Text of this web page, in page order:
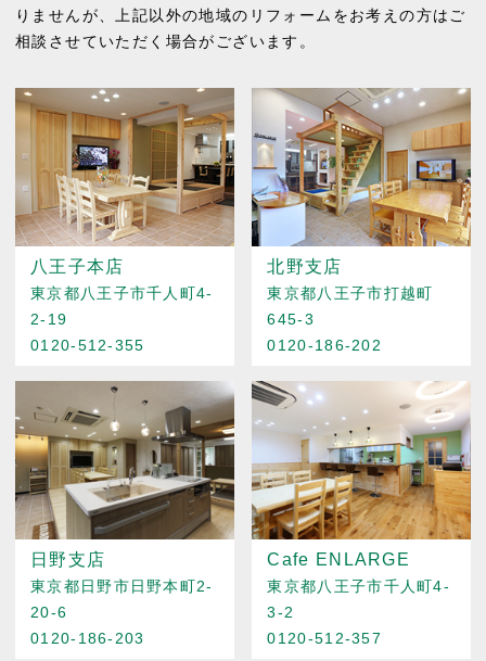
りませんが、上記以外の地域のリフォームをお考えの方はご
相談させていただく場合がございます。
八王子本店
東京都八王子市千人町4-
2-19
0120-512-355
北野支店
東京都八王子市打越町
645-3
0120-186-202
日野支店
東京都日野市日野本町2-
20-6
0120-186-203
Cafe ENLARGE
東京都八王子市千人町4-
3-2
0120-512-357